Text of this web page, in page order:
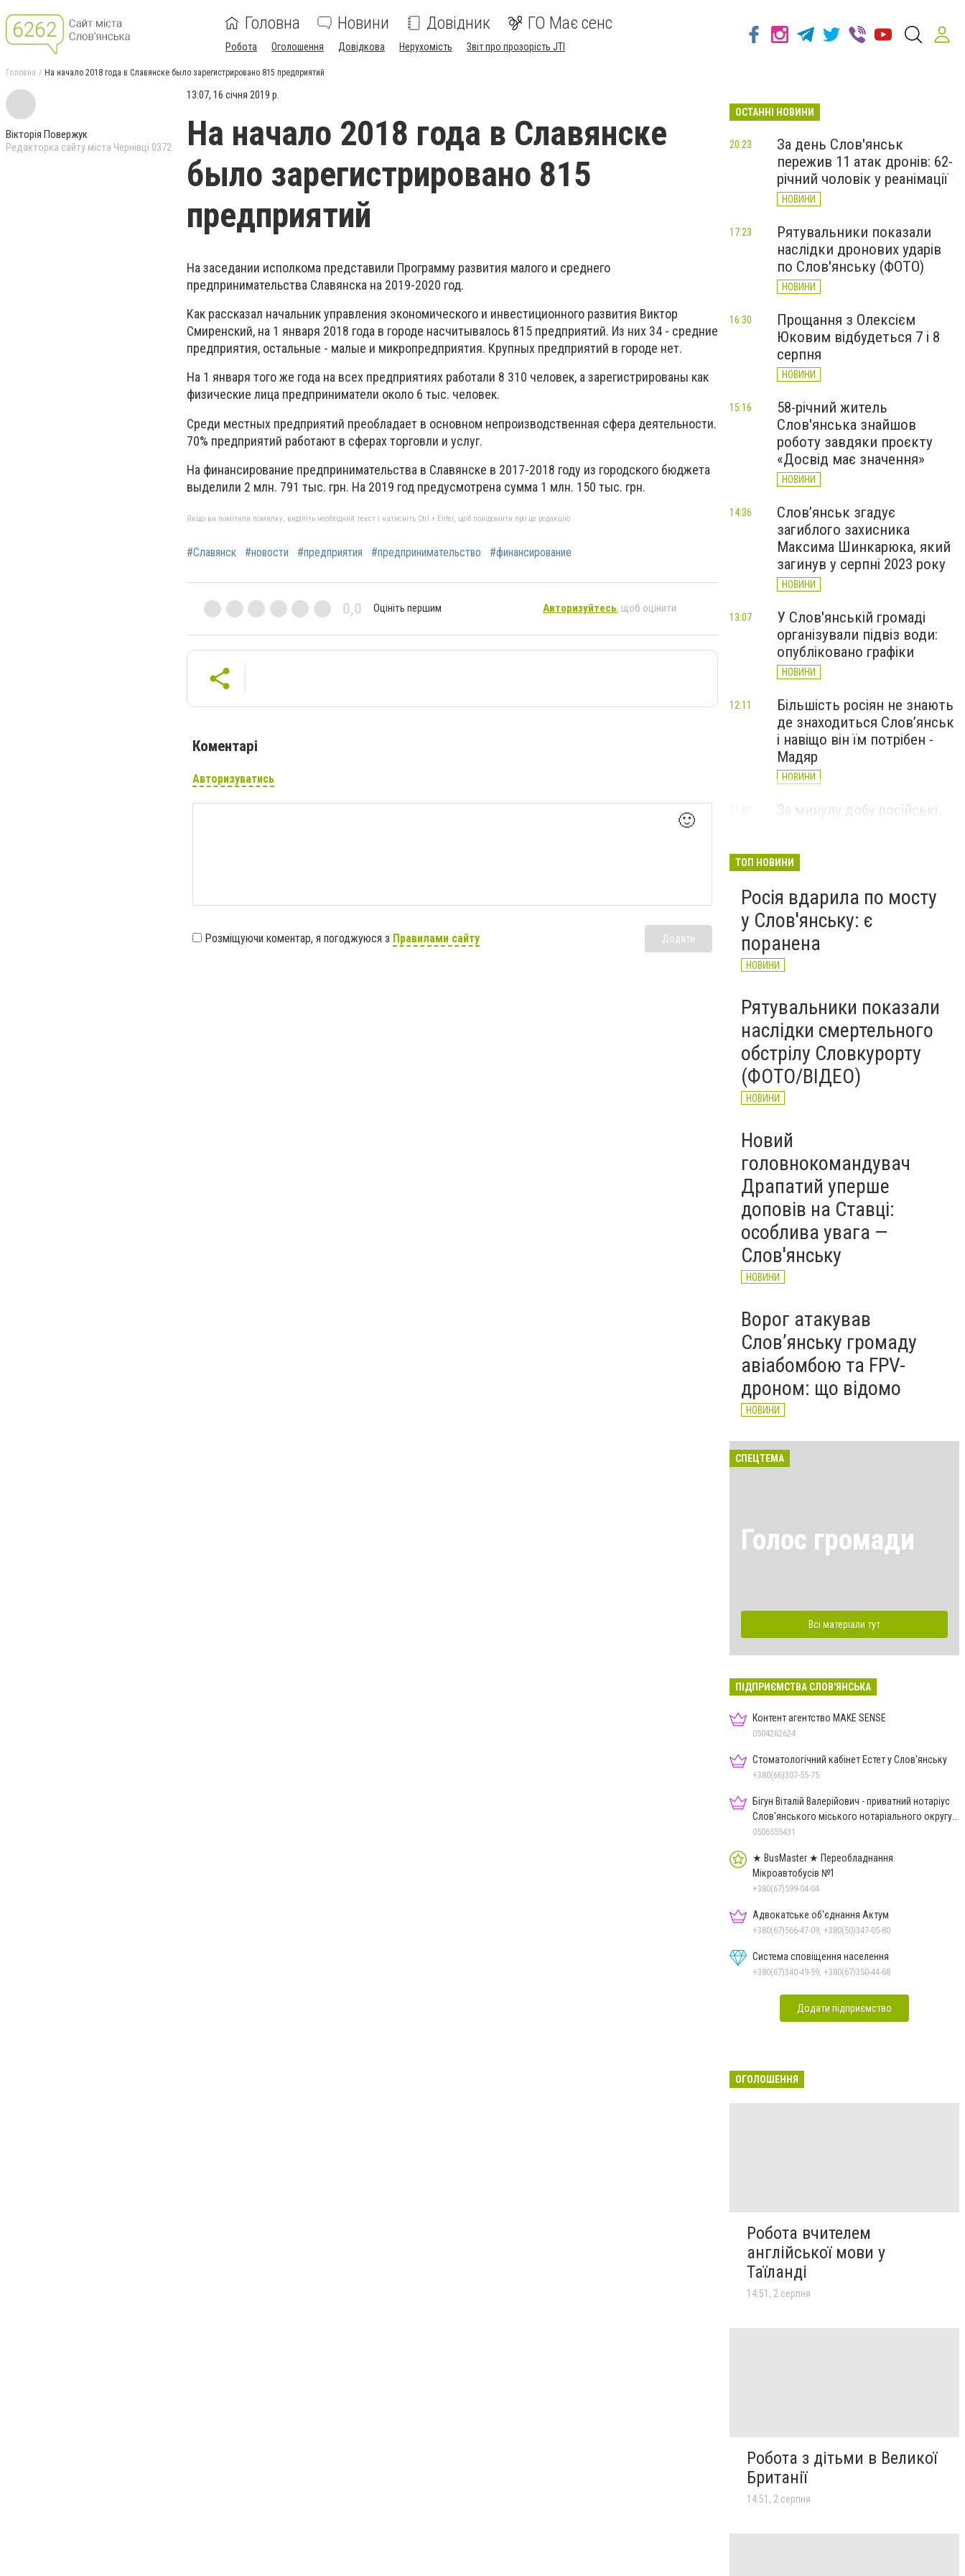
Головна Новини Довідник ГО Має сенс
Робота Оголошення Довідкова Нерухомість Звіт про прозорість JTI
Головна На начало 2018 года в Славянске было зарегистрировано 815 предприятий
Вікторія Повержук
Редакторка сайту міста Чернівці 0372
13:07, 16 січня 2019 р.
На начало 2018 года в Славянске
было зарегистрировано 815
предприятий
На заседании исполкома представили Программу развития малого и среднего
предпринимательства Славянска на 2019-2020 год.
Как рассказал начальник управления экономического и инвестиционного развития Виктор
Смиренский, на 1 января 2018 года в городе насчитывалось 815 предприятий. Из них 34 - средние
предприятия, остальные - малые и микропредприятия. Крупных предприятий в городе нет.
На 1 января того же года на всех предприятиях работали 8 310 человек, а зарегистрированы как
физические лица предприниматели около 6 тыс. человек.
Среди местных предприятий преобладает в основном непроизводственная сфера деятельности.
70% предприятий работают в сферах торговли и услуг.
На финансирование предпринимательства в Славянске в 2017-2018 году из городского бюджета
выделили 2 млн. 791 тыс. грн. На 2019 год предусмотрена сумма 1 млн. 150 тыс. грн.
Якщо ви помітили помилку, виділіть необхідний текст і натисніть Ctrl + Enter, щоб повідомити про це редакцію
#Славянск #новости #предприятия #предпринимательство #финансирование
0,0 Оцініть першим Авторизуйтесь, щоб оцінити
Коментарі
Авторизуватись
🙂
Розміщуючи коментар, я погоджуюся з Правилами сайту Додати
ОСТАННІ НОВИНИ
За день Слов'янськ
пережив 11 атак дронів: 62-
річний чоловік у реанімації
НОВИНИ
20:23
Рятувальники показали
наслідки дронових ударів
по Слов'янську (ФОТО)
НОВИНИ
17:23
Прощання з Олексієм
Юковим відбудеться 7 і 8
серпня
НОВИНИ
16:30
58-річний житель
Слов'янська знайшов
роботу завдяки проєкту
«Досвід має значення»
НОВИНИ
15:16
Слов’янськ згадує
загиблого захисника
Максима Шинкарюка, який
загинув у серпні 2023 року
НОВИНИ
14:36
У Слов'янській громаді
організували підвіз води:
опубліковано графіки
НОВИНИ
13:07
Більшість росіян не знають
де знаходиться Слов’янськ
і навіщо він їм потрібен -
Мадяр
НОВИНИ
12:11
За минулу добу російські
великої війни: 6 серпня
11:09
ТОП НОВИНИ
Росія вдарила по мосту
у Слов'янську: є
поранена
НОВИНИ
Рятувальники показали
наслідки смертельного
обстрілу Словкурорту
(ФОТО/ВІДЕО)
НОВИНИ
Новий
головнокомандувач
Драпатий уперше
доповів на Ставці:
особлива увага —
Слов'янську
НОВИНИ
Ворог атакував
Слов’янську громаду
авіабомбою та FPV-
дроном: що відомо
НОВИНИ
СПЕЦТЕМА
Голос громади
Всі матеріали тут
ПІДПРИЄМСТВА СЛОВ'ЯНСЬКА
Контент агентство MAKE SENSE
0504262624
Стоматологічний кабінет Естет у Слов'янську
+380(66)307-55-75
Бігун Віталій Валерійович - приватний нотаріус
Слов'янського міського нотаріального округу
Дон.обл.
0506555431
★ BusMaster ★ Переобладнання
Мікроавтобусів №1
+380(67)599-04-04
Адвокатське об'єднання Актум
+380(67)566-47-09, +380(50)347-05-80
Система сповіщення населення
+380(67)340-49-59, +380(67)350-44-68
Додати підприємство
ОГОЛОШЕННЯ
Робота вчителем
англійської мови у
Таїланді
14:51, 2 серпня
Робота з дітьми в Великої
Британії
14:51, 2 серпня